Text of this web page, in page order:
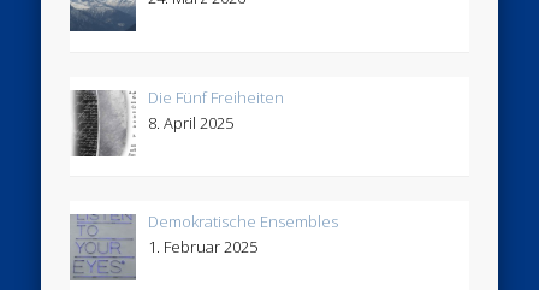
Die Fünf Freiheiten
8. April 2025
Demokratische Ensembles
1. Februar 2025